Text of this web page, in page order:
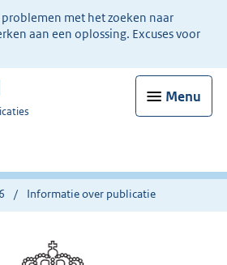
met het zoeken naar
aan een oplossing. Excuses voor
Menu
Informatie over publicatie